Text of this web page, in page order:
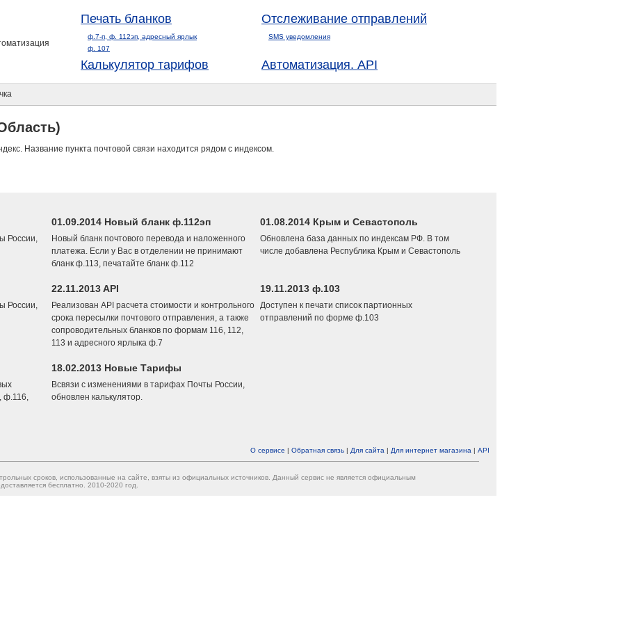
Печать бланков
ф.7-п, ф. 112эп, адресный ярлык
ф. 107
Отслеживание отправлений
SMS уведомления
Калькулятор тарифов Автоматизация. API
Название пункта почтовой связи находится рядом с индексом.
России,
01.09.2014 Новый бланк ф.112эп
Новый бланк почтового перевода и наложенного
платежа. Если у Вас в отделении не принимают
бланк ф.113, печатайте бланк ф.112
01.08.2014 Крым и Севастополь
Обновлена база данных по индексам РФ. В том
числе добавлена Республика Крым и Севастополь
России,
22.11.2013 API
Реализован API расчета стоимости и контрольного
срока пересылки почтового отправления, а также
сопроводительных бланков по формам 116, 112,
113 и адресного ярлыка ф.7
19.11.2013 ф.103
Доступен к печати список партионных
отправлений по форме ф.103
ф.116,
18.02.2013 Новые Тарифы
Всвязи с изменениями в тарифах Почты России,
обновлен калькулятор.
О сервисе | Обратная связь | Для сайта | Для интернет магазина | API
сроков, использованные на сайте, взяты из официальных источников. Данный сервис не является официальным
бесплатно. 2010-2020 год.